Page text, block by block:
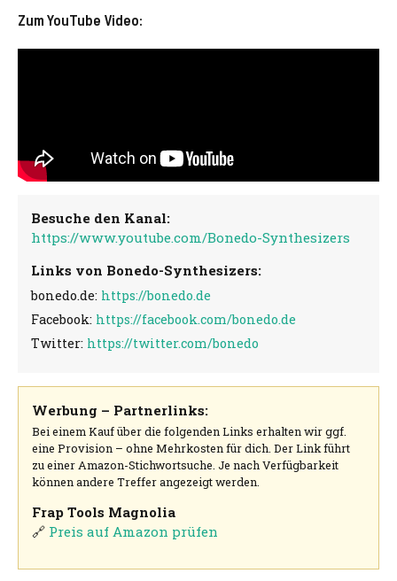
Zum YouTube Video:
Besuche den Kanal:
https://www.youtube.com/Bonedo-Synthesizers
Links von Bonedo-Synthesizers:
bonedo.de: https://bonedo.de
Facebook: https://facebook.com/bonedo.de
Twitter: https://twitter.com/bonedo
Werbung – Partnerlinks:
Bei einem Kauf über die folgenden Links erhalten wir ggf.
eine Provision – ohne Mehrkosten für dich. Der Link führt
zu einer Amazon-Stichwortsuche. Je nach Verfügbarkeit
können andere Treffer angezeigt werden.
Frap Tools Magnolia
🔗 Preis auf Amazon prüfen